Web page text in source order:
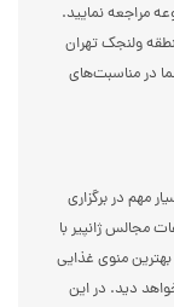
مراجعه نمایید.
ولنجک تهران
در مناسبت‌های
مهم در برگزاری
مجالس ژانپیر با
بهترین منوی غذایی
دید. در این